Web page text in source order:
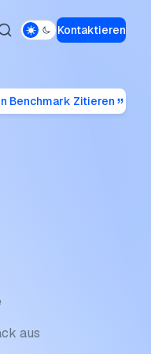
Kontaktieren
Benchmark Zitieren
aus